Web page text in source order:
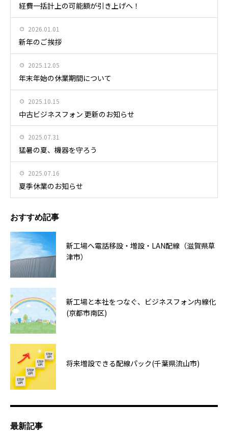
経費一括計上の可能額が引き上げへ！
2026.01.01
新年のご挨拶
2025.12.05
年末年始の休業期間について
2025.10.15
中古ビジネスフォン 更新のお知らせ
2025.07.31
猛暑の夏、機器を守ろう
2025.07.16
夏季休業のお知らせ
おすすめ記事
新工場へ電話移設・増設・LAN配線（滋賀県草
津市）
新工場と本社をつなぐ、ビジネスフォン内線化
(京都市南区)
将来増設できる配線パック(千葉県流山市)
最新記事